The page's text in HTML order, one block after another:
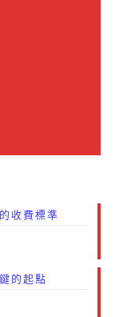
收費標準
的起點